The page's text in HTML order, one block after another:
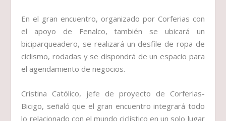
En el gran encuentro, organizado por Corferias con
el apoyo de Fenalco, también se ubicará un
biciparqueadero, se realizará un desfile de ropa de
ciclismo, rodadas y se dispondrá de un espacio para
el agendamiento de negocios.
Cristina Católico, jefe de proyecto de Corferias-
Bicigo, señaló que el gran encuentro integrará todo
lo relacionado con el mundo ciclístico en un solo lugar